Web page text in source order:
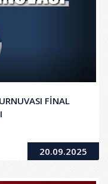
FİNAL
20.09.2025